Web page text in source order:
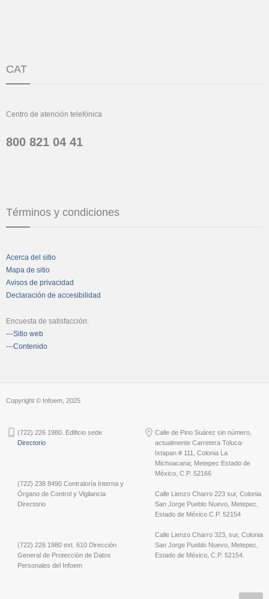
CAT
Centro de atención telefónica
800 821 04 41
Términos y condiciones
Acerca del sitio
Mapa de sitio
Avisos de privacidad
Declaración de accesibilidad
Encuesta de satisfacción:
---Sitio web
---Contenido
Copyright © Infoem, 2025
(722) 226 1980. Edificio sede
Directorio
(722) 238 8490 Contraloría Interna y
Órgano de Control y Vigilancia
Directorio
(722) 226 1980 ext. 610 Dirección
General de Protección de Datos
Personales del Infoem
Calle de Pino Suárez sin número,
actualmente Carretera Toluca-
Ixtapan # 111, Colonia La
Michoacana; Metepec Estado de
México, C.P. 52166
Calle Lienzo Charro 223 sur, Colonia
San Jorge Pueblo Nuevo, Metepec,
Estado de México C.P. 52154
Calle Lienzo Charro 323, sur, Colonia
San Jorge Pueblo Nuevo, Metepec,
Estado de México, C.P. 52154.